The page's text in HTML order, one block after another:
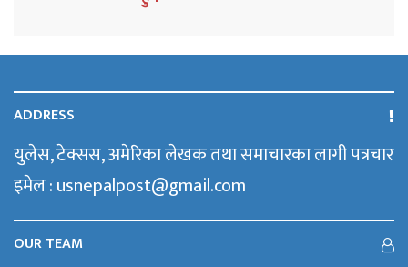
ADDRESS
युलेस, टेक्सस, अमेरिका लेखक तथा समाचारका लागी पत्रचार
इमेल : usnepalpost@gmail.com
OUR TEAM